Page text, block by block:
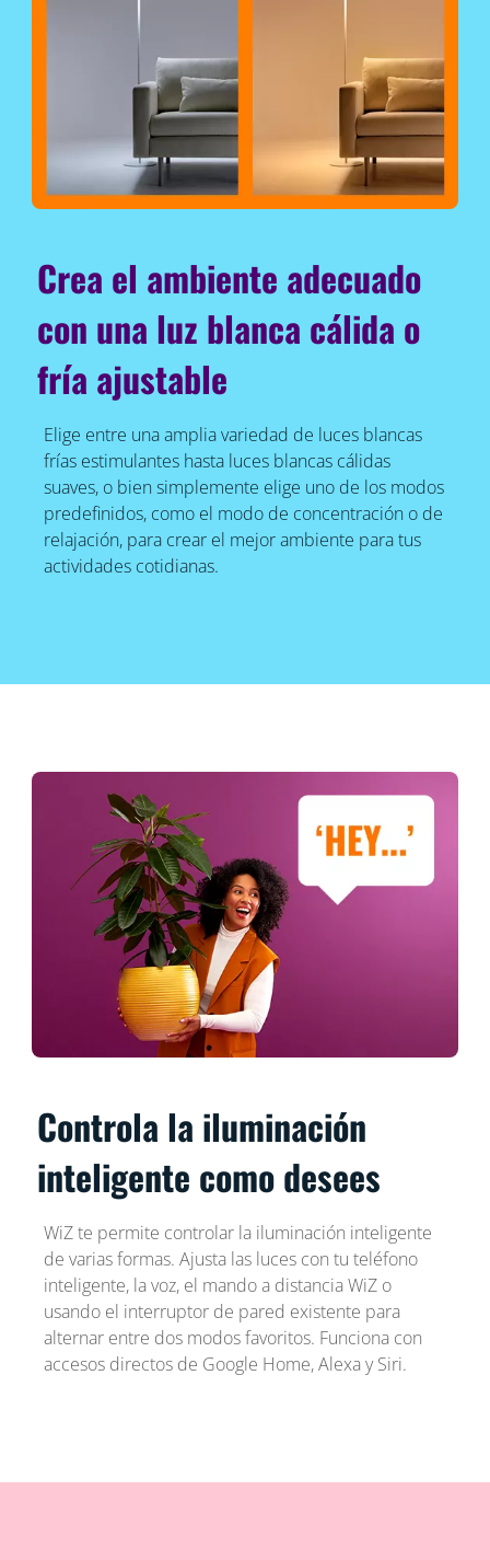
Crea el ambiente adecuado
con una luz blanca cálida o
fría ajustable
Elige entre una amplia variedad de luces blancas
frías estimulantes hasta luces blancas cálidas
suaves, o bien simplemente elige uno de los modos
predefinidos, como el modo de concentración o de
relajación, para crear el mejor ambiente para tus
actividades cotidianas.
Controla la iluminación
inteligente como desees
WiZ te permite controlar la iluminación inteligente
de varias formas. Ajusta las luces con tu teléfono
inteligente, la voz, el mando a distancia WiZ o
usando el interruptor de pared existente para
alternar entre dos modos favoritos. Funciona con
accesos directos de Google Home, Alexa y Siri.